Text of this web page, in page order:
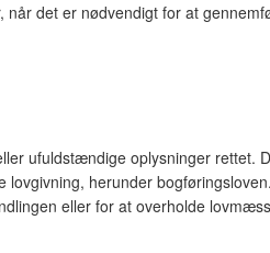
det er nødvendigt for at
ufuldstændige oplysninger rettet.
herunder
eller for at overholde